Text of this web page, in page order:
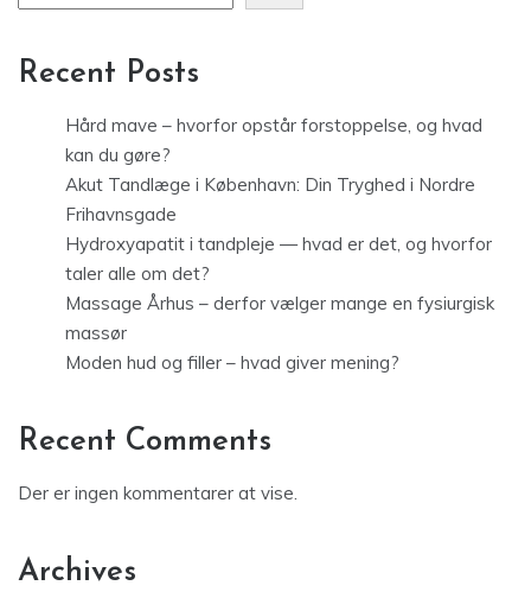
Recent Posts
Hård mave – hvorfor opstår forstoppelse, og hvad
kan du gøre?
Akut Tandlæge i København: Din Tryghed i Nordre
Frihavnsgade
Hydroxyapatit i tandpleje — hvad er det, og hvorfor
taler alle om det?
Massage Århus – derfor vælger mange en fysiurgisk
massør
Moden hud og filler – hvad giver mening?
Recent Comments
Der er ingen kommentarer at vise.
Archives